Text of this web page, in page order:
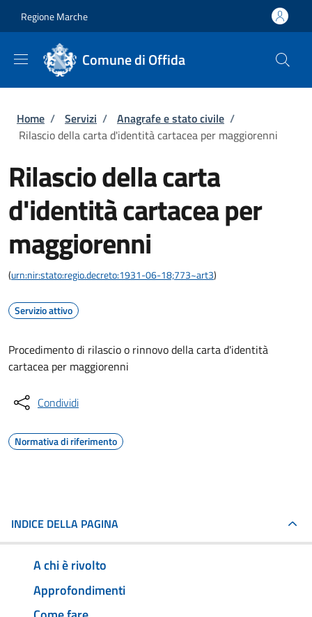
Regione Marche
Comune di Offida
Briciole di pane
Home / Servizi / Anagrafe e stato civile /
Rilascio della carta d'identità cartacea per maggiorenni
Rilascio della carta
d'identità cartacea per
maggiorenni
(urn:nir:stato:regio.decreto:1931-06-18;773~art3)
Servizio attivo
Procedimento di rilascio o rinnovo della carta d'identità
cartacea per maggiorenni
Condividi
Normativa di riferimento
INDICE DELLA PAGINA
A chi è rivolto
Approfondimenti